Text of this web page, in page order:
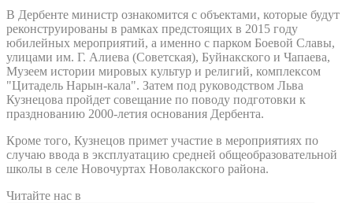
В Дербенте министр ознакомится с объектами, которые будут
реконструированы в рамках предстоящих в 2015 году
юбилейных мероприятий, а именно с парком Боевой Славы,
улицами им. Г. Алиева (Советская), Буйнакского и Чапаева,
Музеем истории мировых культур и религий, комплексом
"Цитадель Нарын-кала". Затем под руководством Льва
Кузнецова пройдет совещание по поводу подготовки к
празднованию 2000-летия основания Дербента.
Кроме того, Кузнецов примет участие в мероприятиях по
случаю ввода в эксплуатацию средней общеобразовательной
школы в селе Новочуртах Новолакского района.
Читайте нас в